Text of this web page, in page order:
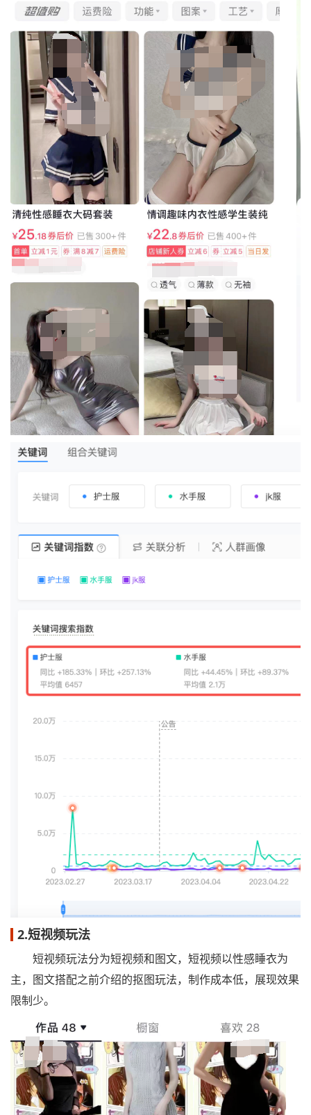
2.短视频玩法
短视频玩法分为短视频和图文，短视频以性感睡衣为
主，图文搭配之前介绍的抠图玩法，制作成本低，展现效果
限制少。